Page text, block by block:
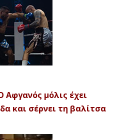
Αφγανός μόλις έχει
και σέρνει τη βαλίτσα